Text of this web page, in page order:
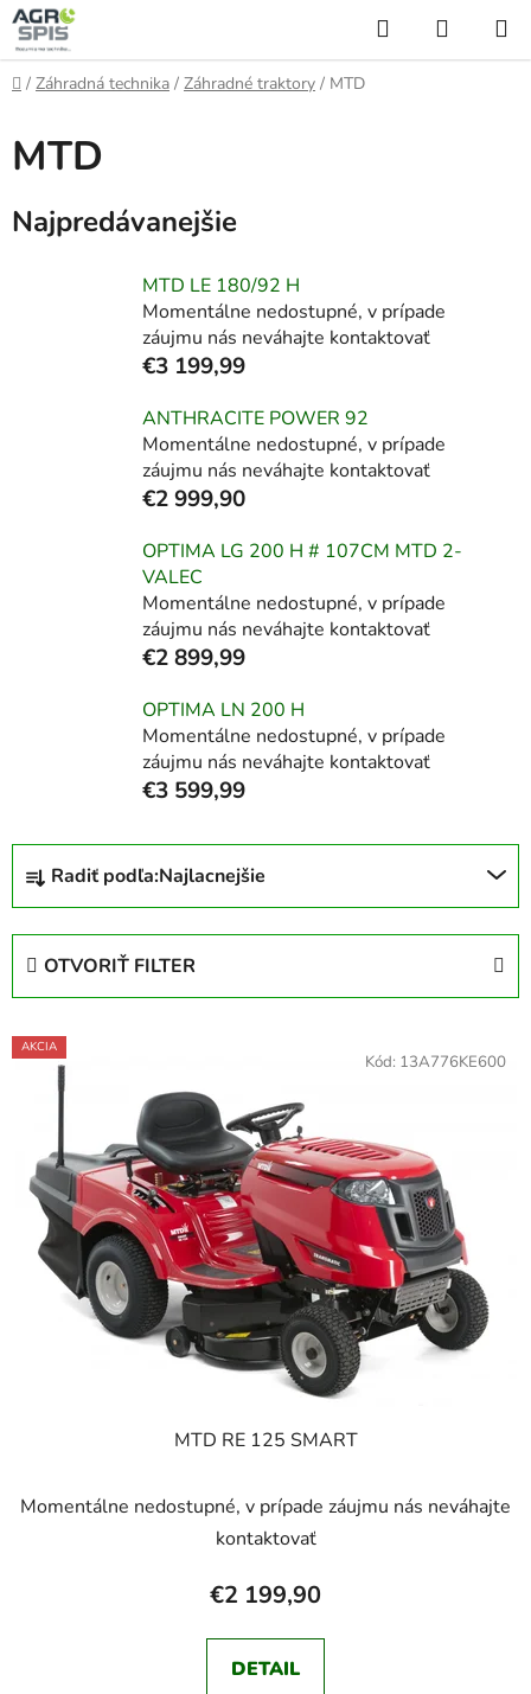
Prejsť
na
obsah
Hľadať
KOŠÍK
Domov
/ Záhradná technika / Záhradné traktory / MTD
MTD
Najpredávanejšie
MTD LE 180/92 H
Momentálne nedostupné, v prípade
záujmu nás neváhajte kontaktovať
€3 199,99
ANTHRACITE POWER 92
Momentálne nedostupné, v prípade
záujmu nás neváhajte kontaktovať
€2 999,90
OPTIMA LG 200 H # 107CM MTD 2-
VALEC
Momentálne nedostupné, v prípade
záujmu nás neváhajte kontaktovať
€2 899,99
OPTIMA LN 200 H
Momentálne nedostupné, v prípade
záujmu nás neváhajte kontaktovať
€3 599,99
R
d
e
Radiť podľa:Najlacnejšie
OTVORIŤ FILTER
V
ý
AKCIA
MTD RE 125 SMART
Momentálne nedostupné, v prípade záujmu nás neváhajte
kontaktovať
€2 199,90
DETAIL
Kód: 13A776KE600